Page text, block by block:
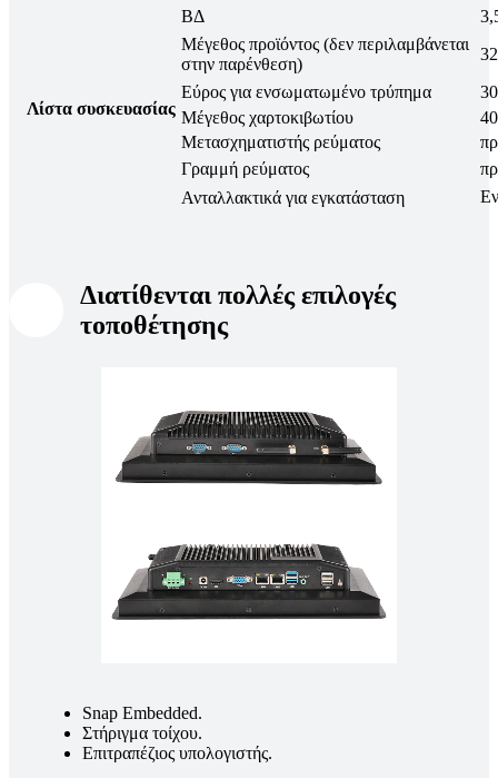
Λίστα συσκευασίας
ΒΔ
Μέγεθος προϊόντος (δεν περιλαμβάνεται
στην παρένθεση)
Εύρος για ενσωματωμένο τρύπημα
Μέγεθος χαρτοκιβωτίου
Μετασχηματιστής ρεύματος
Γραμμή ρεύματος
Ανταλλακτικά για εγκατάσταση
Διατίθενται πολλές επιλογές
τοποθέτησης
Snap Embedded.
Στήριγμα τοίχου.
Επιτραπέζιος υπολογιστής.